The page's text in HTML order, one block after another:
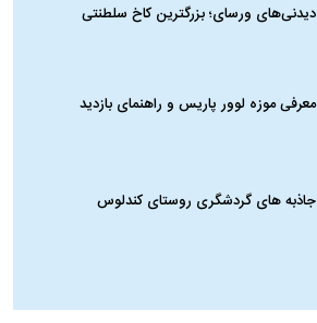
دیدنی‌های ورسای؛ بزرگترین کاخ سلطنتی
معرفی موزه لوور پاریس و راهنمای بازدید
جاذبه های گردشگری روستای کندلوس